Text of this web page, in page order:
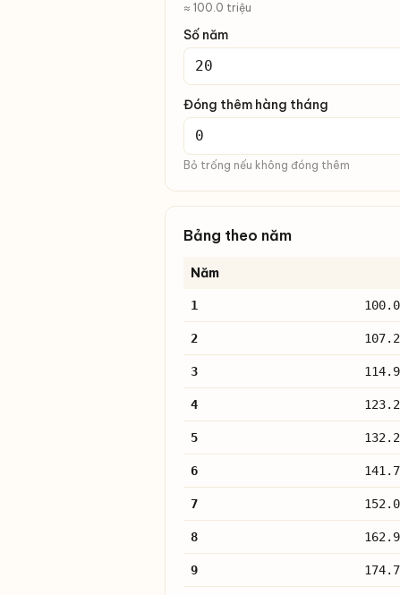
≈ 100.0 triệu
Số năm
Đóng thêm hàng tháng
Bỏ trống nếu không đóng thêm
Bảng theo năm
Năm
1
2
3
4
5
6
7
8
9